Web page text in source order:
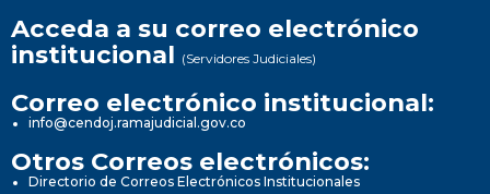
Acceda a su correo electrónico
institucional (Servidores Judiciales)
Correo electrónico institucional:
info@cendoj.ramajudicial.gov.co
Otros Correos electrónicos:
Directorio de Correos Electrónicos Institucionales